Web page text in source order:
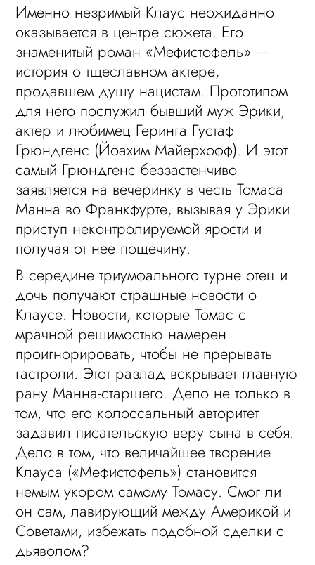
Именно незримый Клаус неожиданно
оказывается в центре сюжета. Его
знаменитый роман «Мефистофель» —
история о тщеславном актере,
продавшем душу нацистам. Прототипом
для него послужил бывший муж Эрики,
актер и любимец Геринга Густаф
Грюндгенс (Йоахим Майерхофф). И этот
самый Грюндгенс беззастенчиво
заявляется на вечеринку в честь Томаса
Манна во Франкфурте, вызывая у Эрики
приступ неконтролируемой ярости и
получая от нее пощечину.
В середине триумфального турне отец и
дочь получают страшные новости о
Клаусе. Новости, которые Томас с
мрачной решимостью намерен
проигнорировать, чтобы не прерывать
гастроли. Этот разлад вскрывает главную
рану Манна-старшего. Дело не только в
том, что его колоссальный авторитет
задавил писательскую веру сына в себя.
Дело в том, что величайшее творение
Клауса («Мефистофель») становится
немым укором самому Томасу. Смог ли
он сам, лавирующий между Америкой и
Советами, избежать подобной сделки с
дьяволом?